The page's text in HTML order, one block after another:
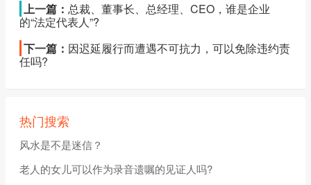
上一篇： 总裁、董事长、总经理、CEO，谁是企业
的“法定代表人”?
下一篇： 因迟延履行而遭遇不可抗力，可以免除违约责
任吗?
热门搜索
风水是不是迷信？
老人的女儿可以作为录音遗嘱的见证人吗?